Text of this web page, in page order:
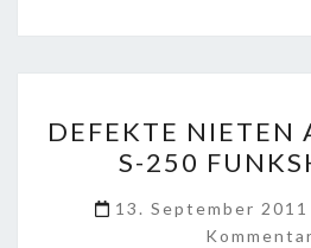
AM
US
DEFEKTE NIETEN
S-250
13. September